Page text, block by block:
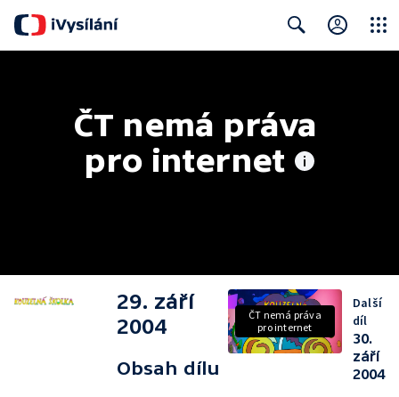
ČT nemá práva
pro internet
29. září
2004
Obsah dílu
ČT nemá práva
pro internet
Další
díl
30.
září
2004